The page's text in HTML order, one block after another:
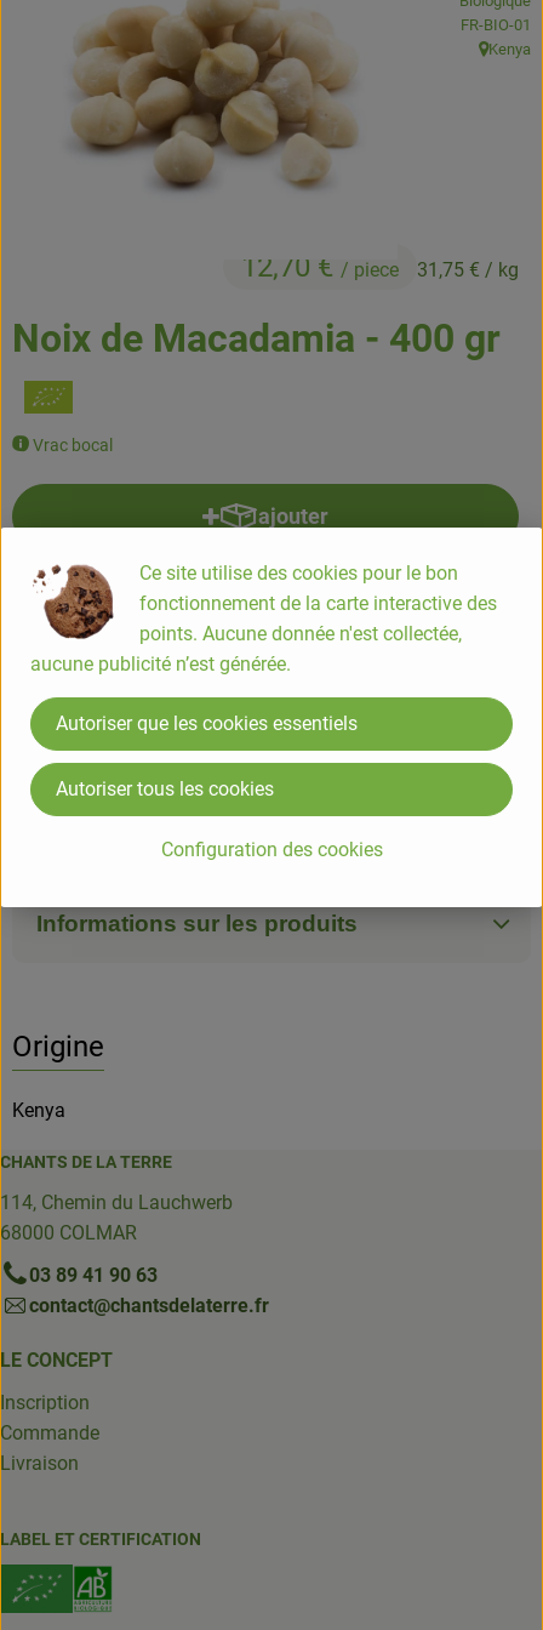
Boissons
Accessoires et divers
Cosmétique et hygiène
Noix de Macadamia - 400 gr
Vrac bocal
12,70 € / piece 31,75 € / kg
, Autorité
FR-BIO-01
, Origine:
Kenya
ajouter
Ajouter le produit au panier
piece
#794 12,70 € / piece 31,75 €/ kg
5.5% TVA
Classe commerciale II
Info
Info
Informations sur les produits
Origine
Kenya
CHANTS DE LA TERRE
114, Chemin du Lauchwerb
68000 COLMAR
03 89 41 90 63
contact@chantsdelaterre.fr
LE CONCEPT
Inscription
Commande
Livraison
LABEL ET CERTIFICATION
Ce site utilise des cookies pour le bon
fonctionnement de la carte interactive des
points. Aucune donnée n'est collectée,
aucune publicité n’est générée.
Configuration des cookies
Autoriser que les cookies essentiels
Autoriser tous les cookies